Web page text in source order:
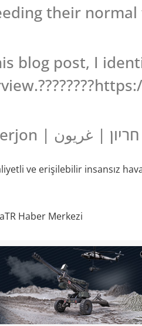
their normal
blog post, I
ve erişilebilir insansız
Haber Merkezi